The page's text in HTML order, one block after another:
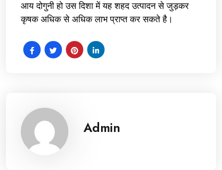
आय दोगुनी हो उस दिशा में यह शहद उत्पादन से जुड़कर
कृषक अधिक से अधिक लाभ प्राप्त कर सकते है।
Admin